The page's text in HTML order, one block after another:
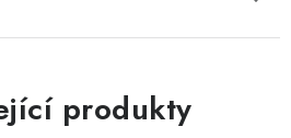
produkty